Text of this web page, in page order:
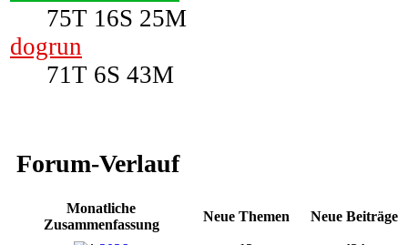
75T 16S 25M
dogrun
71T 6S 43M
Forum-Verlauf
Monatliche
Zusammenfassung
Neue Themen Neue Beiträge